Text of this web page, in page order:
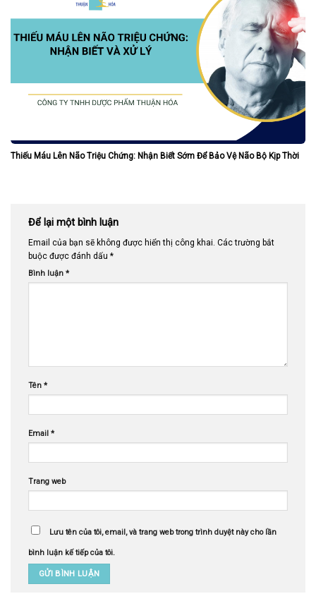
Thiếu Máu Lên Não Triệu Chứng: Nhận Biết Sớm Để Bảo Vệ Não Bộ Kịp Thời
Để lại một bình luận
Email của bạn sẽ không được hiển thị công khai. Các trường bắt
buộc được đánh dấu *
Bình luận *
Tên *
Email *
Trang web
Lưu tên của tôi, email, và trang web trong trình duyệt này cho lần
bình luận kế tiếp của tôi.